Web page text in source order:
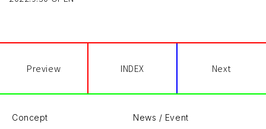
Preview INDEX Next
Concept News / Event